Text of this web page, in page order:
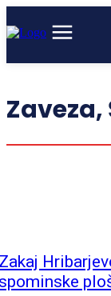
Zaveza,